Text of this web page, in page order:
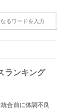
ランキング
合前に体調不良